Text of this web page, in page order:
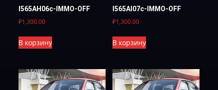
I565AH06c-IMMO-OFF
₽1,300.00
В корзину
I565AI07c-IMMO-OFF
₽1,300.00
В корзину